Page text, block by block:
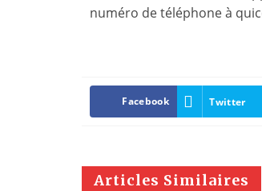
numéro de téléphone à
Facebook Twitter
Articles Similaires